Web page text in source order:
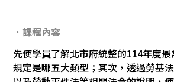
．課程內容
先使學員了解北市府統整的114年度
規定是哪五大類型；其次，透過勞基